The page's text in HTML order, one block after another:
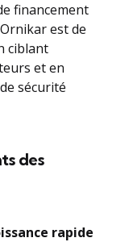
financement
est de
ciblant
et en
sécurité
des
rapide